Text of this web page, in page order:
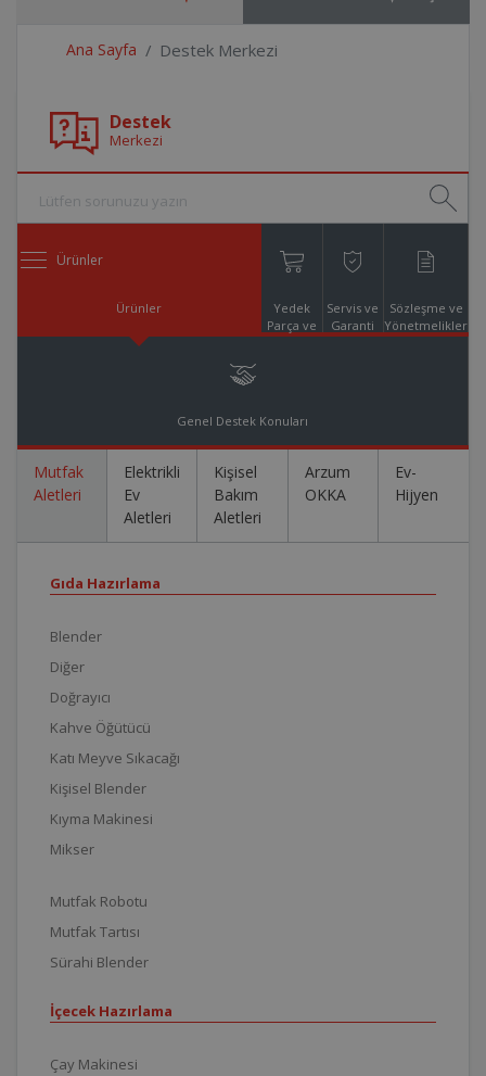
Ana Sayfa Destek Merkezi
Destek
Merkezi
Ürünler
Ürünler
Yedek
Parça ve
Servis ve
Garanti
Sözleşme ve
Yönetmelikler
Genel Destek Konuları
Mutfak
Aletleri
Elektrikli
Ev
Aletleri
Kişisel
Bakım
Aletleri
Arzum
OKKA
Ev-
Hijyen
Gıda Hazırlama
Blender
Diğer
Doğrayıcı
Kahve Öğütücü
Katı Meyve Sıkacağı
Kişisel Blender
Kıyma Makinesi
Mikser
Mutfak Robotu
Mutfak Tartısı
Sürahi Blender
İçecek Hazırlama
Çay Makinesi